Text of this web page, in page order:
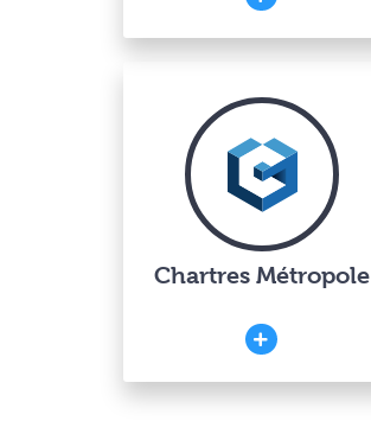
Chartres Métropole